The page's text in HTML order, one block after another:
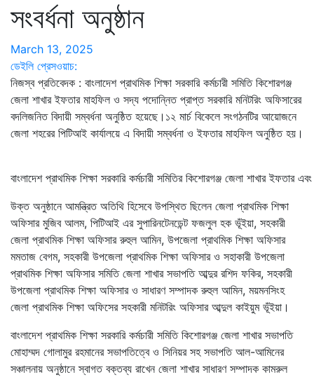
সংবর্ধনা অনুষ্ঠান
March 13, 2025
ডেইলি প্রেসওয়াচ:
নিজস্ব প্রতিবেদক : বাংলাদেশ প্রাথমিক শিক্ষা সরকারি কর্মচারী সমিতি কিশোরগঞ্জ
জেলা শাখার ইফতার মাহফিল ও সদ্য পদোন্নিত প্রাপ্ত সরকারি মনিটরিং অফিসারের
বদলিজনিত বিদায়ী সম্বর্ধনা অনুষ্ঠিত হয়েছে।১২ মার্চ বিকেলে সংগঠনটির আয়োজনে
জেলা শহরের পিটিআই কার্যালয়ে এ বিদায়ী সম্বর্ধনা ও ইফতার মাহফিল অনুষ্ঠিত হয়।
বাংলাদেশ প্রাথমিক শিক্ষা সরকারি কর্মচারী সমিতির কিশোরগঞ্জ জেলা শাখার ইফতার এবং
উক্ত অনুষ্ঠানে আমন্ত্রিত অতিথি হিসেবে উপস্থিত ছিলেন জেলা প্রাথমিক শিক্ষা
অফিসার মুজিব আলম, পিটিআই এর সুপারিনটেনডেন্ট ফজলুল হক ভূঁইয়া, সহকারী
জেলা প্রাথমিক শিক্ষা অফিসার রুহুল আমিন, উপজেলা প্রাথমিক শিক্ষা অফিসার
মমতাজ বেগম, সহকারী উপজেলা প্রাথমিক শিক্ষা অফিসার ও সহাকারী উপজেলা
প্রাথমিক শিক্ষা অফিসার সমিতি জেলা শাখার সভাপতি আব্দুর রশিদ ফকির, সহকারী
উপজেলা প্রাথমিক শিক্ষা অফিসার ও সাধারণ সম্পাদক রুহুল আমিন, ময়মনসিংহ
জেলা প্রাথমিক শিক্ষা অফিসের সহকারী মনিটরিং অফিসার আব্দুল কাইয়ুম ভূঁইয়া।
বাংলাদেশ প্রাথমিক শিক্ষা সরকারি কর্মচারী সমিতি কিশোরগঞ্জ জেলা শাখার সভাপতি
মোহাম্মদ গোলামুর রহমানের সভাপতিত্বে ও সিনিয়র সহ সভাপতি আল-আমিনের
সঞ্চালনায় অনুষ্ঠানে স্বাগত বক্তব্য রাখেন জেলা শাখার সাধারণ সম্পাদক কামরুল